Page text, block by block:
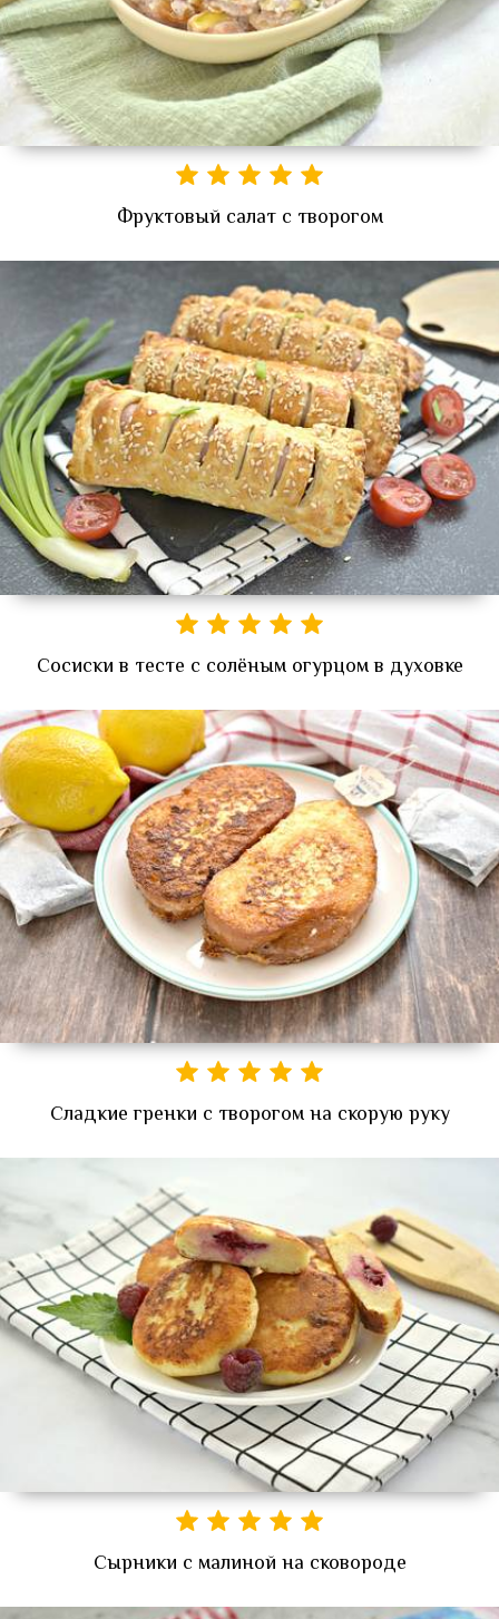
Фруктовый салат с творогом
Сосиски в тесте с солёным огурцом в духовке
Сладкие гренки с творогом на скорую руку
Сырники с малиной на сковороде